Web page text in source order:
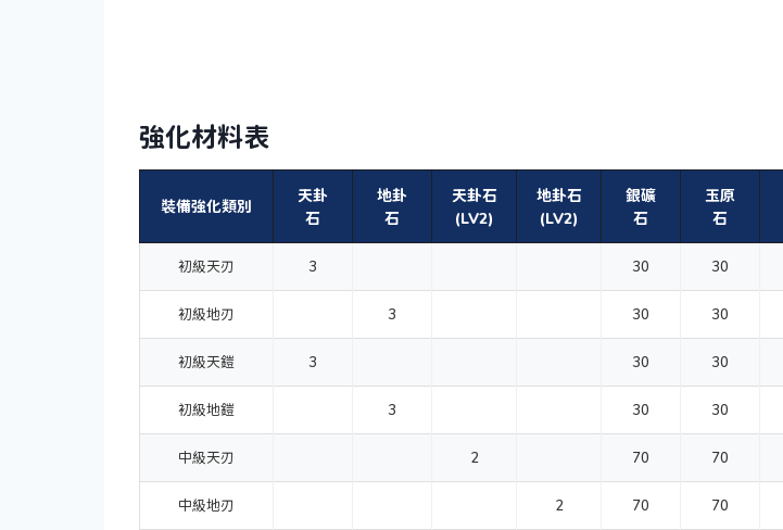
強化材料表
裝備強化類別
天卦
石
地卦
石
天卦石
(LV2)
地卦石
(LV2)
銀礦
石
玉原
石
初級天刃 3 30 30
初級地刃 3 30 30
初級天鎧 3 30 30
初級地鎧 3 30 30
中級天刃 2 70 70
中級地刃 2 70 70